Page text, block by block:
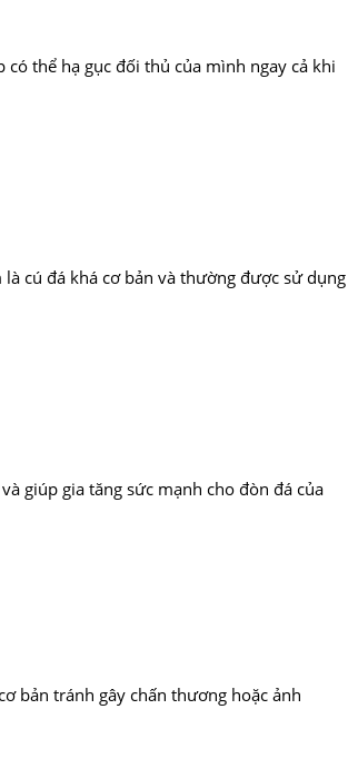
thể hạ gục đối thủ của mình ngay cả khi
cú đá khá cơ bản và thường được sử dụng
giúp gia tăng sức mạnh cho đòn đá của
bản tránh gây chấn thương hoặc ảnh